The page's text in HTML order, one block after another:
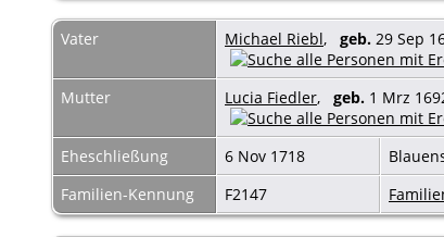
Vater Michael Riebl, geb. 29 Sep
Mutter
Lucia Fiedler, geb. 1 Mrz
Eheschließung
6 Nov 1718
Familien-Kennung
F2147